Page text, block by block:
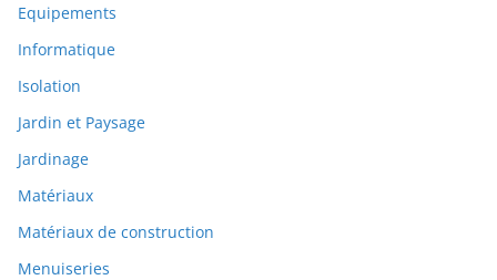
Equipements
Informatique
Isolation
Jardin et Paysage
Jardinage
Matériaux
Matériaux de construction
Menuiseries